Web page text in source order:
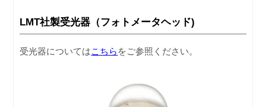
LMT社製受光器（フォトメータヘッド)
受光器についてはこちら をご参照ください。